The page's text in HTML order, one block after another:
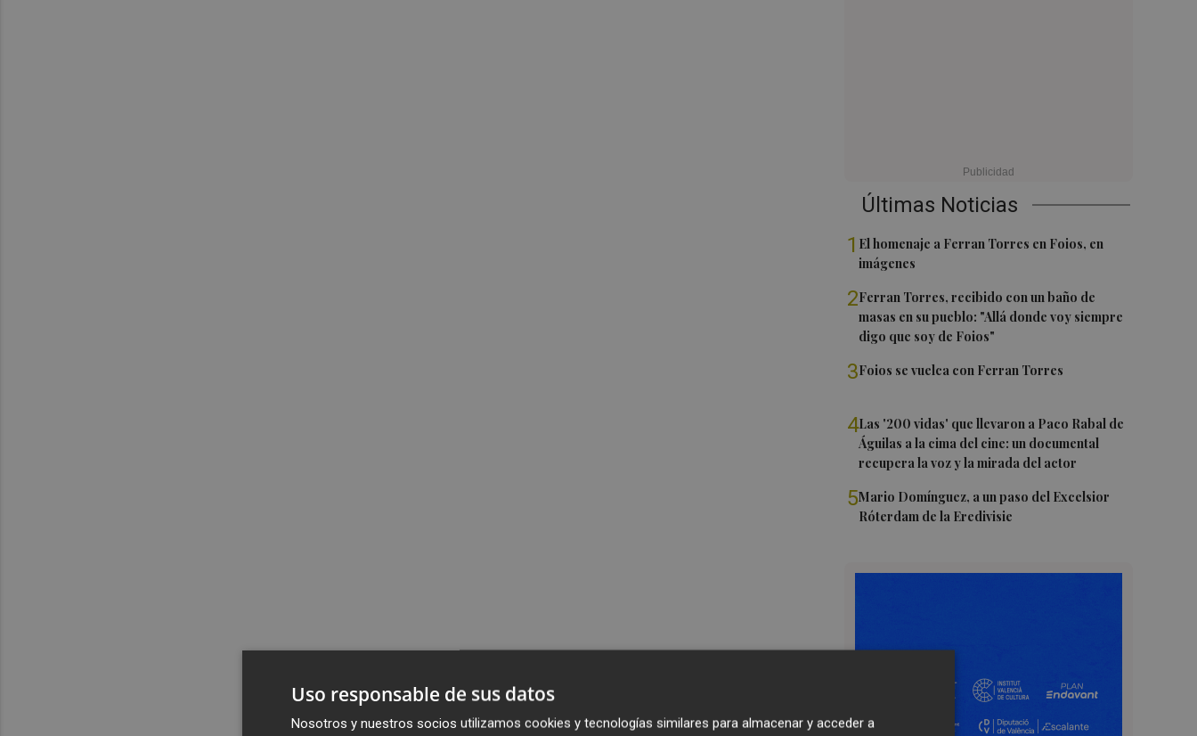
Últimas Noticias
1 El homenaje a Ferran Torres en Foios, en
imágenes
2Ferran Torres, recibido con un baño de
masas en su pueblo: "Allá donde voy siempre
digo que soy de Foios"
3Foios se vuelca con Ferran Torres
4Las '200 vidas' que llevaron a Paco Rabal de
Águilas a la cima del cine: un documental
recupera la voz y la mirada del actor
5Mario Domínguez, a un paso del Excelsior
Róterdam de la Eredivisie
Uso responsable de sus datos
Nosotros y nuestros socios utilizamos cookies y tecnologías similares para almacenar y acceder a